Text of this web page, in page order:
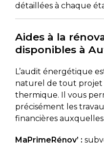
détaillées à chaque
Aides à la
disponibles à
L’audit énergétique
naturel de tout projet
thermique. Il vous
précisément les
financières
MaPrimeRénov’ :